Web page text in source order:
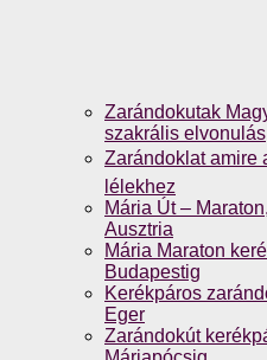
Zarándokutak
szakrális elvonulás
Zarándoklat amire
lélekhez
Mária Út –
Ausztria
Mária Maraton
Budapestig
Kerékpáros
Eger
Zarándokút